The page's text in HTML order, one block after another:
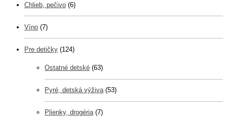
Chlieb, pečivo (6)
Víno (7)
Pre detičky (124)
Ostatné detské (63)
Pyré, detská výživa (53)
Plienky, drogéria (7)